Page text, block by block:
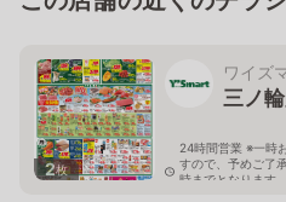
2枚
ワイズ
三ノ
24時間営業 ※一時
すので、予めご了
時までとなります